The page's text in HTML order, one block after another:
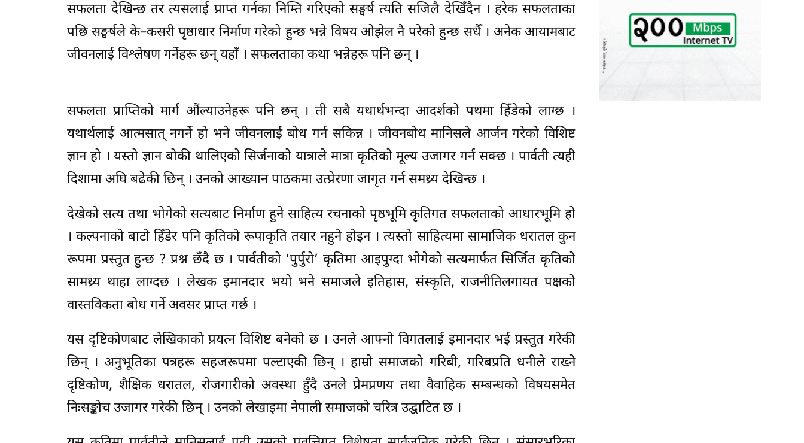
सफलता देखिन्छ तर त्यसलाई प्राप्त गर्नका निम्ति गरिएको सङ्घर्ष त्यति सजिलै देखिँदैन । हरेक सफलताका
पछि सङ्घर्षले के–कसरी पृष्ठाधार निर्माण गरेको हुन्छ भन्ने विषय ओझेल नै परेको हुन्छ सधैँ । अनेक आयामबाट
जीवनलाई विश्लेषण गर्नेहरू छन् यहाँ । सफलताका कथा भन्नेहरू पनि छन् ।
सफलता प्राप्तिको मार्ग औंल्याउनेहरू पनि छन् । ती सबै यथार्थभन्दा आदर्शको पथमा हिँडेको लाग्छ ।
यथार्थलाई आत्मसात् नगर्ने हो भने जीवनलाई बोध गर्न सकिन्न । जीवनबोध मानिसले आर्जन गरेको विशिष्ट
ज्ञान हो । यस्तो ज्ञान बोकी थालिएको सिर्जनाको यात्राले मात्रा कृतिको मूल्य उजागर गर्न सक्छ । पार्वती त्यही
दिशामा अघि बढेकी छिन् । उनको आख्यान पाठकमा उत्प्रेरणा जागृत गर्न समथ्र्य देखिन्छ ।
देखेको सत्य तथा भोगेको सत्यबाट निर्माण हुने साहित्य रचनाको पृष्ठभूमि कृतिगत सफलताको आधारभूमि हो
। कल्पनाको बाटो हिँडेर पनि कृतिको रूपाकृति तयार नहुने होइन । त्यस्तो साहित्यमा सामाजिक धरातल कुन
रूपमा प्रस्तुत हुन्छ ? प्रश्न छँदै छ । पार्वतीको ‘पुर्पुरो’ कृतिमा आइपुग्दा भोगेको सत्यमार्फत सिर्जित कृतिको
सामथ्र्य थाहा लाग्दछ । लेखक इमानदार भयो भने समाजले इतिहास, संस्कृति, राजनीतिलगायत पक्षको
वास्तविकता बोध गर्ने अवसर प्राप्त गर्छ ।
यस दृष्टिकोणबाट लेखिकाको प्रयत्न विशिष्ट बनेको छ । उनले आफ्नो विगतलाई इमानदार भई प्रस्तुत गरेकी
छिन् । अनुभूतिका पत्रहरू सहजरूपमा पल्टाएकी छिन् । हाम्रो समाजको गरिबी, गरिबप्रति धनीले राख्ने
दृष्टिकोण, शैक्षिक धरातल, रोजगारीको अवस्था हुँदै उनले प्रेमप्रणय तथा वैवाहिक सम्बन्धको विषयसमेत
निःसङ्कोच उजागर गरेकी छिन् । उनको लेखाइमा नेपाली समाजको चरित्र उद्घाटित छ ।